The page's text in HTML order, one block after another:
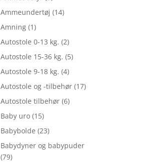
Ammeundertøj (14)
Amning (1)
Autostole 0-13 kg. (2)
Autostole 15-36 kg. (5)
Autostole 9-18 kg. (4)
Autostole og -tilbehør (17)
Autostole tilbehør (6)
Baby uro (15)
Babybolde (23)
Babydyner og babypuder
(79)